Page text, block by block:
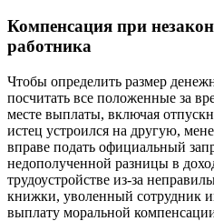
Компенсация при
работника
Чтобы определить размер
посчитать все положенные за
месте выплаты, включая
истец устроился на другую,
вправе подать официальный
недополученной разницы в
трудоустройстве из-за
книжки, уволенный сотрудник
выплату моральной